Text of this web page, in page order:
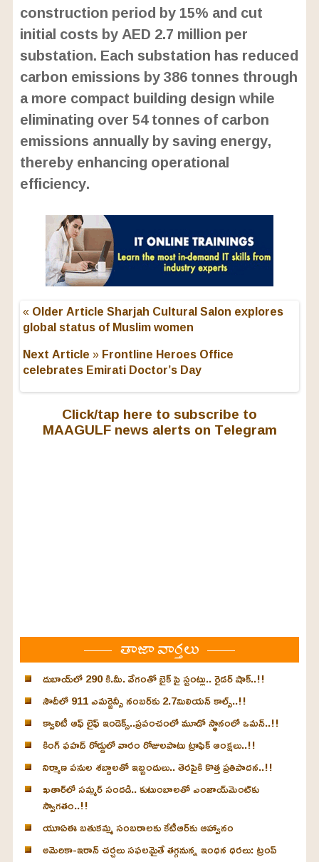
construction period by 15% and cut
initial costs by AED 2.7 million per
substation. Each substation has reduced
carbon emissions by 386 tonnes through
a more compact building design while
eliminating over 54 tonnes of carbon
emissions annually by saving energy,
thereby enhancing operational
efficiency.
« Older ArticleSharjah Cultural Salon explores
global status of Muslim women
Next Article »Frontline Heroes Office
celebrates Emirati Doctor’s Day
Click/tap here to subscribe to
MAAGULF news alerts on Telegram
తాజా వార్తలు
దుబాయ్‌లో 290 కి.మీ. వేగంతో బైక్‌ పై స్టంట్లు.. రైడర్ షాక్..!!
సౌదీలో 911 ఎమర్జెన్సీ నంబర్‌కు 2.7మిలియన్ కాల్స్..!!
క్వాలిటీ ఆఫ్ లైఫ్ ఇండెక్స్‌..ప్రపంచంలో మూడో స్థానంలో ఒమన్..!!
కింగ్ ఫహద్ రోడ్డులో వారం రోజులపాటు ట్రాఫిక్ ఆంక్షలు..!!
నిర్మాణ పనుల శబ్దాలతో ఇబ్బందులు.. తెరపైకి కొత్త ప్రతిపాదన..!!
ఖతార్‌లో సమ్మర్ సందడి.. కుటుంబాలతో ఎంజాయ్‌మెంట్‌కు
స్వాగతం..!!
యూఏఈ బతుకమ్మ సంబరాలకు కేటీఆర్‌కు ఆహ్వానం
అమెరికా-ఇరాన్ చర్చలు సఫలమైతే తగ్గనున్న ఇంధన ధరలు: ట్రంప్